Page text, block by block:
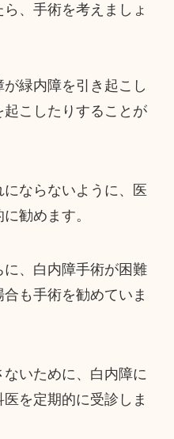
、手術を考えましょ
緑内障を引き起こし
こしたりすることが
ならないように、医
勧めます。
、白内障手術が困難
も手術を勧めていま
いために、白内障に
を定期的に受診しま